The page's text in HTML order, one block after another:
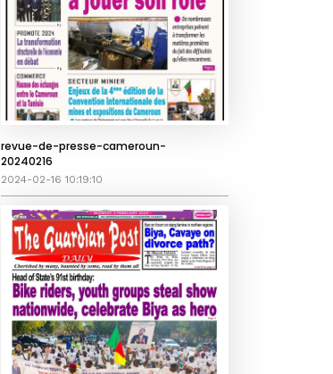
revue-de-presse-cameroun-
20240216
2024-02-16 10:19:10